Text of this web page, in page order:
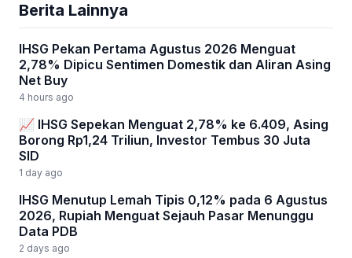
Berita Lainnya
IHSG Pekan Pertama Agustus 2026 Menguat
2,78% Dipicu Sentimen Domestik dan Aliran Asing
Net Buy
4 hours ago
📈 IHSG Sepekan Menguat 2,78% ke 6.409, Asing
Borong Rp1,24 Triliun, Investor Tembus 30 Juta
SID
1 day ago
IHSG Menutup Lemah Tipis 0,12% pada 6 Agustus
2026, Rupiah Menguat Sejauh Pasar Menunggu
Data PDB
2 days ago